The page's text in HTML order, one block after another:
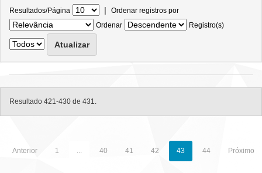
Resultados/Página | Ordenar registros por
Ordenar
Registro(s)
Resultado 421-430 de 431.
Anterior 1 ... 40 41 42 43 44 Próximo